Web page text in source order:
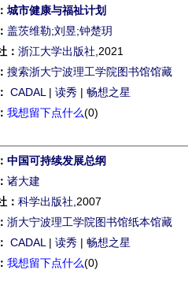
城市健康与福祉计划
盖茨维勒;刘昱;钟楚玥
： 浙江大学出版社 ,2021
搜索浙大宁波理工学院图书馆馆藏
CADAL | 读秀 | 畅想之星
我想留下点什么(0)
中国可持续发展总纲
诸大建
： 科学出版社 ,2007
浙大宁波理工学院图书馆纸本馆藏
CADAL | 读秀 | 畅想之星
我想留下点什么(0)